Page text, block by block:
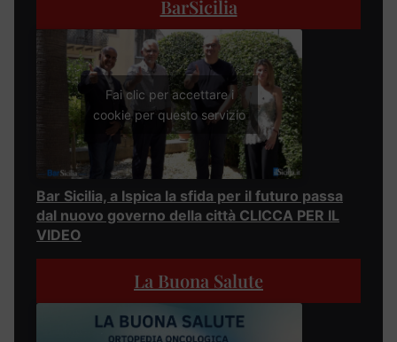
BarSicilia
Fai clic per accettare i
cookie per questo servizio
Bar Sicilia, a Ispica la sfida per il futuro passa
dal nuovo governo della città CLICCA PER IL
VIDEO
La Buona Salute